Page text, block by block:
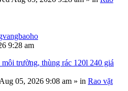
9:28 am
trường, thùng rác 120l 240 giá
05, 2026 9:08 am » in Rao vặt